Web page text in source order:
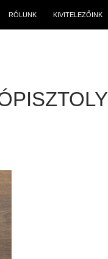
RÓLUNK KIVITELEZŐINK